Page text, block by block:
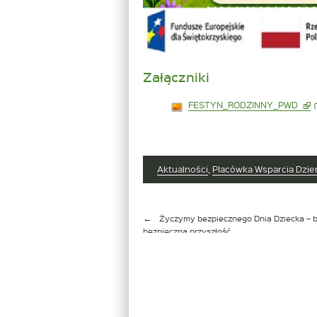
Załączniki
FESTYN_RODZINNY_PWD Link
Aktualności Placówka Wsparcia
Nawigacja
wpisu
Życzymy bezpiecznego Dnia Dziecka –
bezpieczna przyszłość